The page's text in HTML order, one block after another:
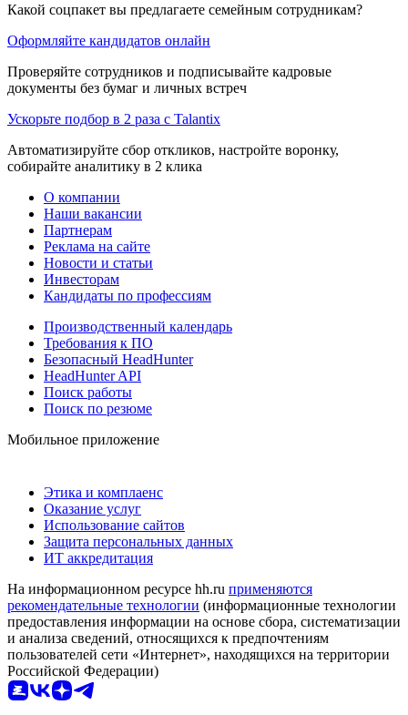
Какой соцпакет вы предлагаете семейным сотрудникам?
Оформляйте кандидатов онлайн
Проверяйте сотрудников и подписывайте кадровые
документы без бумаг и личных встреч
Ускорьте подбор в 2 раза с Talantix
Автоматизируйте сбор откликов, настройте воронку,
собирайте аналитику в 2 клика
О компании
Наши вакансии
Партнерам
Реклама на сайте
Новости и статьи
Инвесторам
Кандидаты по профессиям
Производственный календарь
Требования к ПО
Безопасный HeadHunter
HeadHunter API
Поиск работы
Поиск по резюме
Мобильное приложение
Этика и комплаенс
Оказание услуг
Использование сайтов
Защита персональных данных
ИТ аккредитация
На информационном ресурсе hh.ru применяются
рекомендательные технологии (информационные технологии
предоставления информации на основе сбора, систематизации
и анализа сведений, относящихся к предпочтениям
пользователей сети «Интернет», находящихся на территории
Российской Федерации)